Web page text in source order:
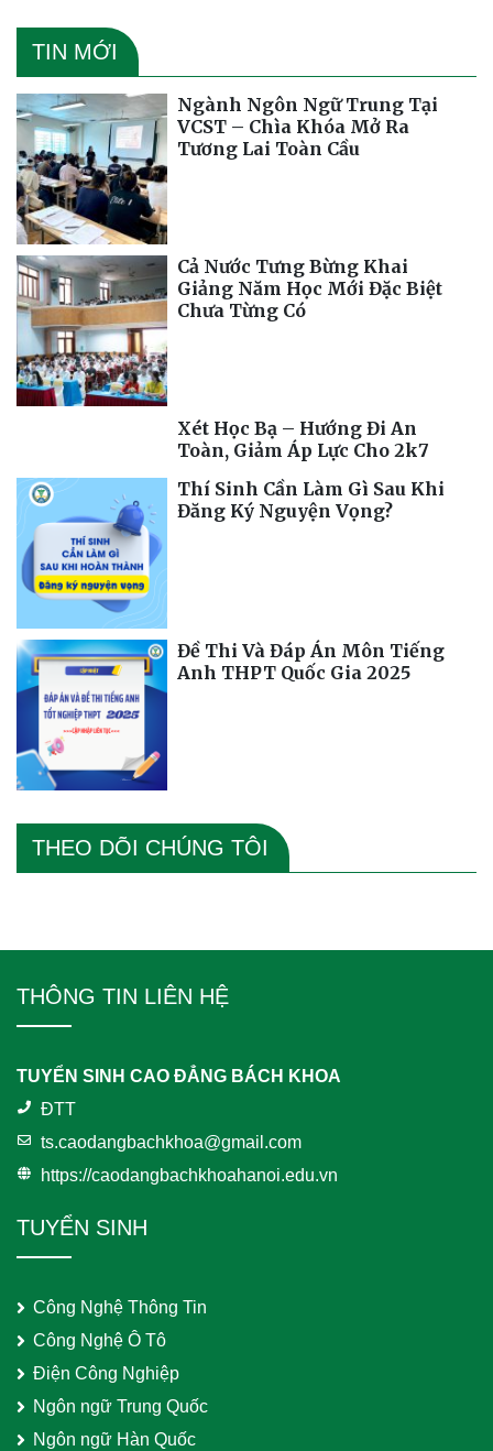
TIN MỚI
Ngành Ngôn Ngữ Trung Tại
VCST – Chìa Khóa Mở Ra
Tương Lai Toàn Cầu
Cả Nước Tưng Bừng Khai
Giảng Năm Học Mới Đặc Biệt
Chưa Từng Có
Xét Học Bạ – Hướng Đi An
Toàn, Giảm Áp Lực Cho 2k7
Thí Sinh Cần Làm Gì Sau Khi
Đăng Ký Nguyện Vọng?
Đề Thi Và Đáp Án Môn Tiếng
Anh THPT Quốc Gia 2025
THEO DÕI CHÚNG TÔI
THÔNG TIN LIÊN HỆ
TUYỂN SINH CAO ĐẲNG BÁCH KHOA
ĐTT
ts.caodangbachkhoa@gmail.com
https://caodangbachkhoahanoi.edu.vn
TUYỂN SINH
Công Nghệ Thông Tin
Công Nghệ Ô Tô
Điện Công Nghiệp
Ngôn ngữ Trung Quốc
Ngôn ngữ Hàn Quốc